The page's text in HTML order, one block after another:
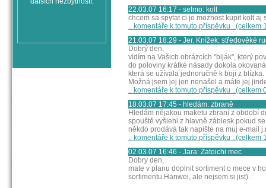
22.03.07 16:17 - selmo: kolt
chcem sa spytat ci je moznost kupit kolt aj
.. komentáře k tomuto příspěvku ..(celkem
21.03.07 18:29 - Jer. Knížek: středověké
Dobrý den,
vidím na Vašich obrázcích "biják", který
do poloviny krátké násady dokola
která se užívala jednoručně k boji z blízka.
Možná jsem jej jen nenašel a máte jej
.. komentáře k tomuto příspěvku ..(celkem
18.03.07 17:45 - hledám: zbraně
Hledám nějakou maketu zbraní z období
spouště vyšlehl z hlavně záblesk.pokud
někdo prodává tak napište na muj e-mail
.. komentáře k tomuto příspěvku ..(celkem
02.03.07 16:46 - Jara: Zatoichi mec
Dobry den,
mate v planu doplnit sortiment o mece v
sortimentu Hanwei, ale nejsem si jist).